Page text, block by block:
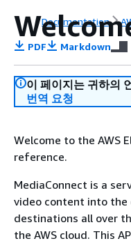
Documentation
PDF Markdown
이 페이지는 귀하의
번역 요청
Welcome to the AWS
reference.
MediaConnect is a
video content into
destinations all over
the AWS cloud. This